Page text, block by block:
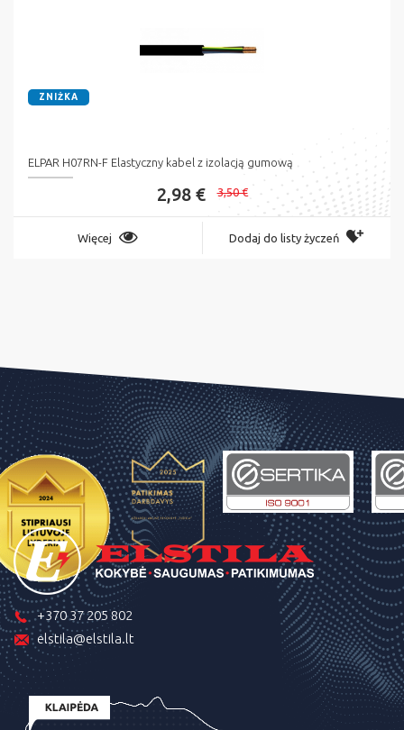
ZNIŻKA
ELPAR H07RN-F Elastyczny kabel z izolacją gumową
2,98 € 3,50 €
Więcej Dodaj do listy życzeń
+370 37 205 802
elstila@elstila.lt